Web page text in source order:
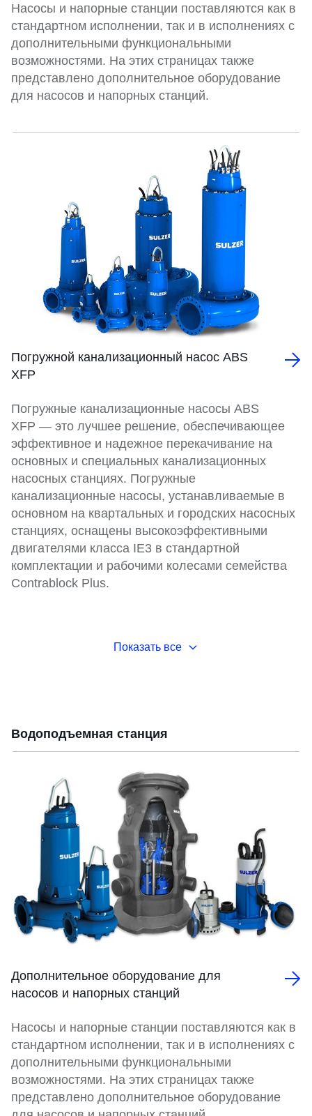
Насосы и напорные станции поставляются как в
стандартном исполнении, так и в исполнениях с
дополнительными функциональными
возможностями. На этих страницах также
представлено дополнительное оборудование
для насосов и напорных станций.
Погружной канализационный насос ABS
XFP
Погружные канализационные насосы ABS
XFP — это лучшее решение, обеспечивающее
эффективное и надежное перекачивание на
основных и специальных канализационных
насосных станциях. Погружные
канализационные насосы, устанавливаемые в
основном на квартальных и городских насосных
станциях, оснащены высокоэффективными
двигателями класса IE3 в стандартной
комплектации и рабочими колесами семейства
Contrablock Plus.
Показать все
Водоподъемная станция
Дополнительное оборудование для
насосов и напорных станций
Насосы и напорные станции поставляются как в
стандартном исполнении, так и в исполнениях с
дополнительными функциональными
возможностями. На этих страницах также
представлено дополнительное оборудование